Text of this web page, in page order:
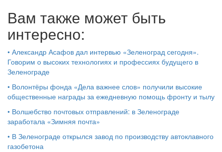
Вам также может быть
интересно:
• Александр Асафов дал интервью «Зеленоград сегодня».
Говорим о высоких технологиях и профессиях будущего в
Зеленограде
• Волонтёры фонда «Дела важнее слов» получили высокие
общественные награды за ежедневную помощь фронту и тылу
• Волшебство почтовых отправлений: в Зеленограде
заработала «Зимняя почта»
• В Зеленограде открылся завод по производству автоклавного
газобетона